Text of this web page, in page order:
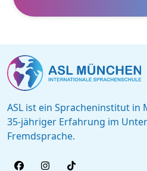
ASL ist ein Spracheninstitut in
35-jähriger Erfahrung im
Fremdsprache.